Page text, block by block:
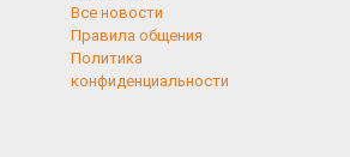
Все новости
Правила общения
Политика
конфиденциальности